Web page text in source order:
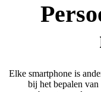
Elke smartphone is
bij het bepalen